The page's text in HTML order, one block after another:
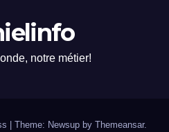
notre métier!
Theme: Newsup by Themeansar.